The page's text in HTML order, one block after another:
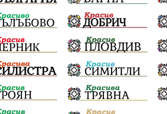
Бюджет2026 Плевенско
Традиции Избори
Разследване спорт
Финансиране Купуване на
библиотека „Христо Смирненски“